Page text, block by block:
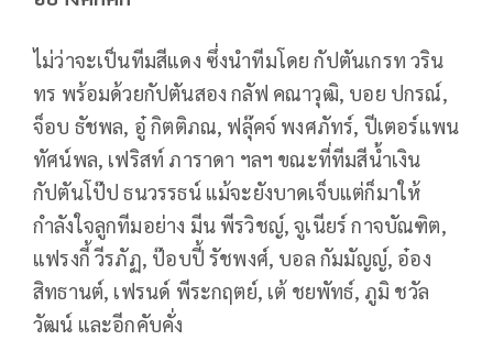
ไม่ว่าจะเป็นทีมสีแดง ซึ่งนำทีมโดย กัปตันเกรท วริน
ทร พร้อมด้วยกัปตันสอง กลัฟ คณาวุฒิ, บอย ปกรณ์,
จ็อบ ธัชพล, อู๋ กิตติภณ, ฟลุ๊คจ์ พงศภัทร์, ปีเตอร์แพน
ทัศน์พล, เฟริสท์ ภาราดา ฯลฯ ขณะที่ทีมสีน้ำเงิน
กัปตันโป๊ป ธนวรรธน์ แม้จะยังบาดเจ็บแต่ก็มาให้
กำลังใจลูกทีมอย่าง มีน พีรวิชญ์, จูเนียร์ กาจบัณฑิต,
แฟรงกี้ วีรภัฏ, ป๊อบปี้ รัชพงศ์, บอล กัมมัญญ์, อ๋อง
สิทธานต์, เฟรนด์ พีระกฤตย์, เต้ ชยพัทธ์, ภูมิ ชวัล
วัฒน์ และอีกคับคั่ง